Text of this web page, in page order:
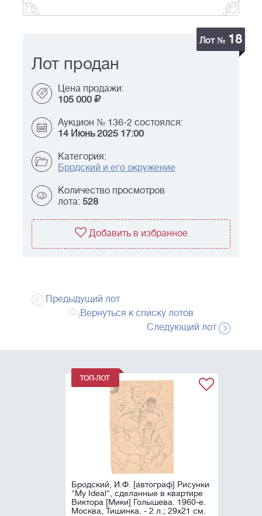
Лот № 18
Лот продан
Цена продажи:
105 000
Аукцион № 136-2 состоялся:
14 Июнь 2025 17:00
Категория:
Бродский и его окружение
Количество просмотров
лота: 528
Добавить в избранное
Предыдущий лот
Вернуться к списку лотов
Следующий лот
Бродский, И.Ф. [автограф] Рисунки
"My Ideal", сделанные в квартире
Виктора [Мики] Голышева. 1960-е.
Москва, Тишинка. - 2 л.; 29х21 см.